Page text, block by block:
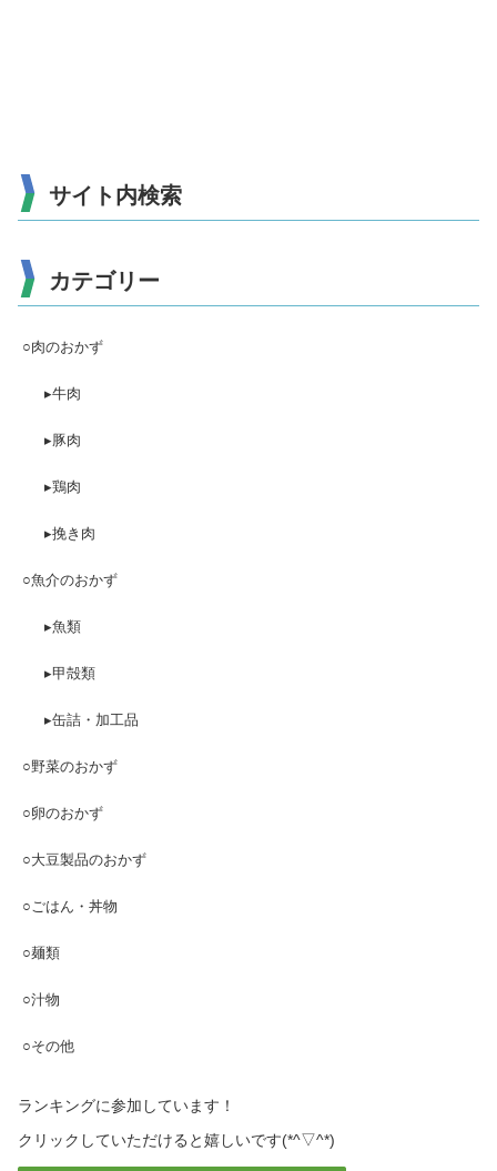
サイト内検索
カテゴリー
○肉のおかず
▸牛肉
▸豚肉
▸鶏肉
▸挽き肉
○魚介のおかず
▸魚類
▸甲殻類
▸缶詰・加工品
○野菜のおかず
○卵のおかず
○大豆製品のおかず
○ごはん・丼物
○麺類
○汁物
○その他
ランキングに参加しています！
クリックしていただけると嬉しいです(*^▽^*)